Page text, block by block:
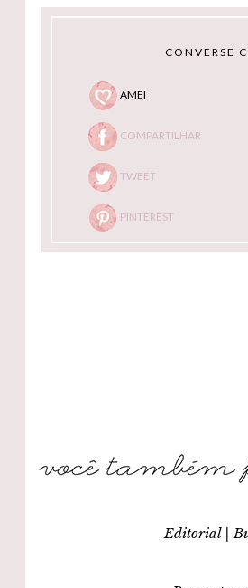
CONVERSE
AMEI
COMPARTILHAR
TWEET
PINTEREST
Editorial |